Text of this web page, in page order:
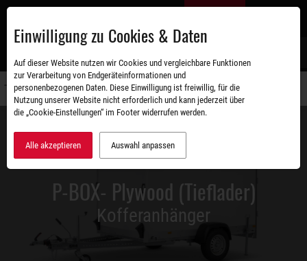
Zum
P-BOX- Plywood (Tieflader)
Kofferanhänger
Einwilligung zu Cookies & Daten
Auf dieser Website nutzen wir Cookies und vergleichbare Funktionen
zur Verarbeitung von Endgeräteinformationen und
personenbezogenen Daten. Diese Einwilligung ist freiwillig, für die
Nutzung unserer Website nicht erforderlich und kann jederzeit über
die „Cookie-Einstellungen“ im Footer widerrufen werden.
Alle akzeptieren Auswahl anpassen